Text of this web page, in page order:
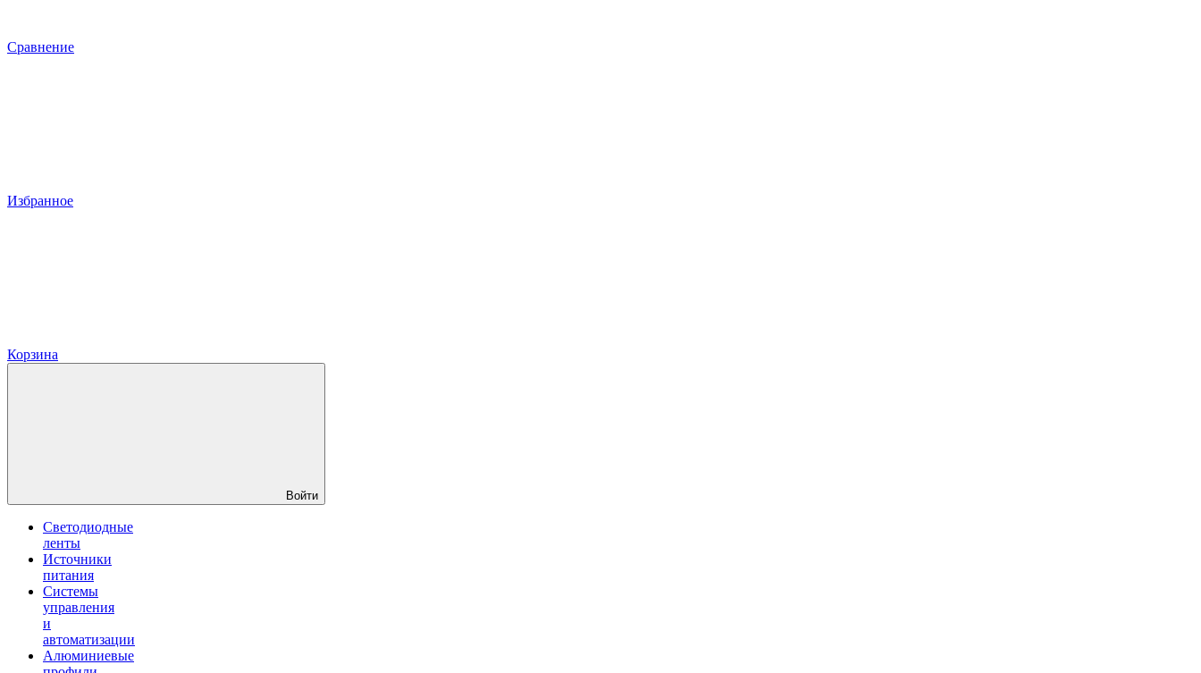
Сравнение
Избранное
Корзина
Войти
Светодиодные
ленты
Источники
питания
Системы
управления
и
автоматизации
Алюминиевые